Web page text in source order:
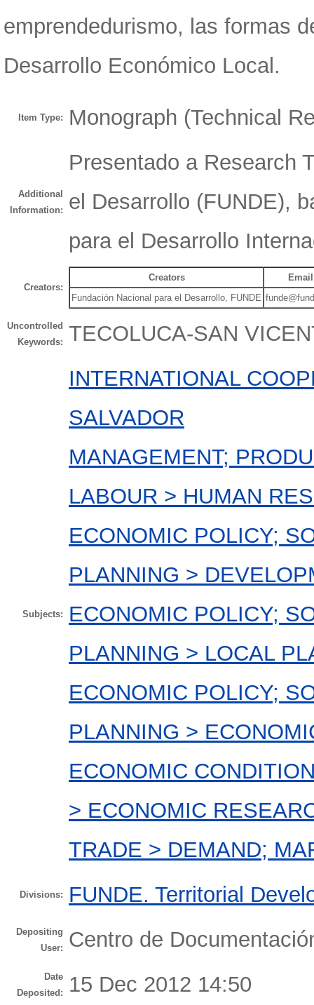
emprendedurismo, las formas
Desarrollo Económico Local.
Item Type: Monograph (Technical
Additional
Information:
Presentado a Research
el Desarrollo (FUNDE),
para el Desarrollo
Creators:
Creators
Email
Fundación Nacional para el Desarrollo, FUNDE
Uncontrolled
Keywords: TECOLUCA-SAN
Subjects:
INTERNATIONAL
SALVADOR
MANAGEMENT;
LABOUR > HUMAN
ECONOMIC POLICY;
PLANNING >
ECONOMIC POLICY;
PLANNING > LOCAL
ECONOMIC POLICY;
PLANNING >
ECONOMIC
> ECONOMIC
TRADE > DEMAND;
Divisions: FUNDE. Territorial
Depositing
User:
Centro de
Date
Deposited:
15 Dec 2012 14:50